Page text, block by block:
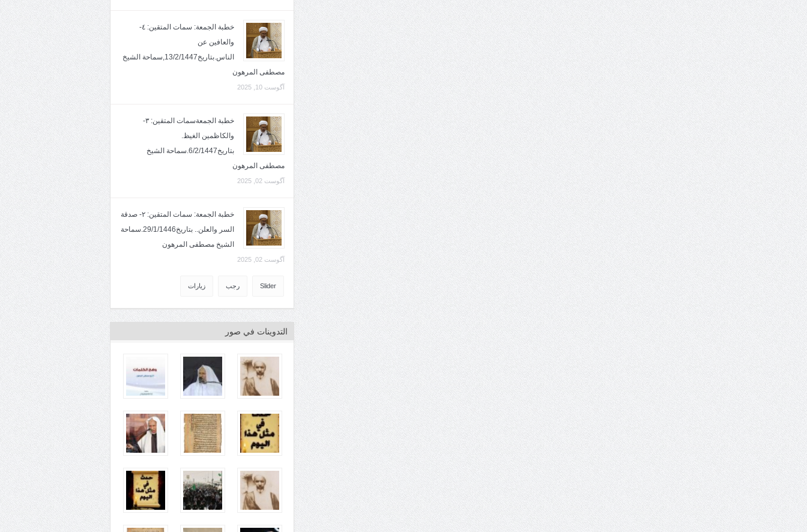
خطبة الجمعة: سمات المتقين: ٤-
والعافين عن
الناس.بتاريخ13/2/1447,سماحة الشيخ
مصطفى المرهون
آگوست 10, 2025
خطبة الجمعةسمات المتقين: ٣-
والكاظمين الغيظ.
بتاريخ6/2/1447.سماحة الشيخ
مصطفى المرهون
آگوست 02, 2025
خطبة الجمعة: سمات المتقين: ٢- صدقة
السر والعلن.. بتاريخ29/1/1446.سماحة
الشيخ مصطفى المرهون
آگوست 02, 2025
Slider رجب زيارات
التدوينات في صور